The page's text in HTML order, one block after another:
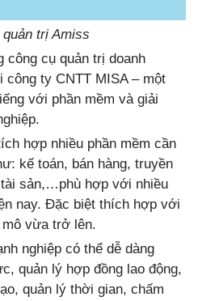
trị Amiss
công cụ quản trị doanh
ty CNTT MISA – một
với phần mềm và giải
hợp nhiều phần mềm cần
kế toán, bán hàng, truyền
sản,…phù hợp với nhiều
nay. Đặc biệt thích hợp với
mô vừa trở lên.
nghiệp có thể dễ dàng
quản lý hợp đồng lao động,
quản lý thời gian, chấm